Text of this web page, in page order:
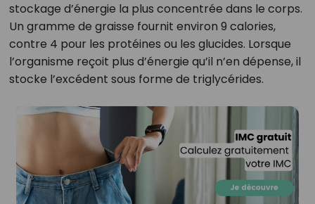
stockage d’énergie la plus concentrée dans le corps.
Un gramme de graisse fournit environ 9 calories,
contre 4 pour les protéines ou les glucides. Lorsque
l’organisme reçoit plus d’énergie qu’il n’en dépense, il
stocke l’excédent sous forme de triglycérides.